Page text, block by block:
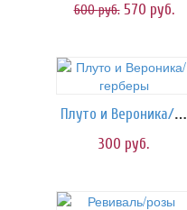
600руб. 570 руб.
Плуто и Вероника/герберы
300 руб.